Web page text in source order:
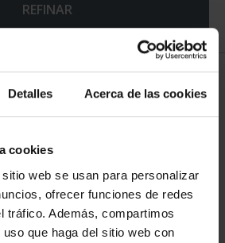
Detalles Acerca de las cookies
cookies
web se usan para personalizar
ofrecer funciones de redes
tráfico. Además, compartimos
que haga del sitio web con
REFINAR